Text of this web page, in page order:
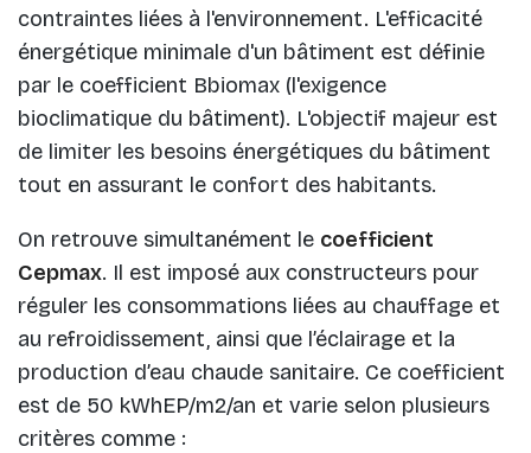
contraintes liées à l'environnement. L'efficacité
énergétique minimale d'un bâtiment est définie
par le coefficient Bbiomax (l'exigence
bioclimatique du bâtiment). L'objectif majeur est
de limiter les besoins énergétiques du bâtiment
tout en assurant le confort des habitants.
On retrouve simultanément le coefficient
Cepmax. Il est imposé aux constructeurs pour
réguler les consommations liées au chauffage et
au refroidissement, ainsi que l’éclairage et la
production d’eau chaude sanitaire. Ce coefficient
est de 50 kWhEP/m2/an et varie selon plusieurs
critères comme :